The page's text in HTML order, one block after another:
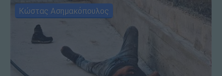
Κώστας Ασημακόπουλος